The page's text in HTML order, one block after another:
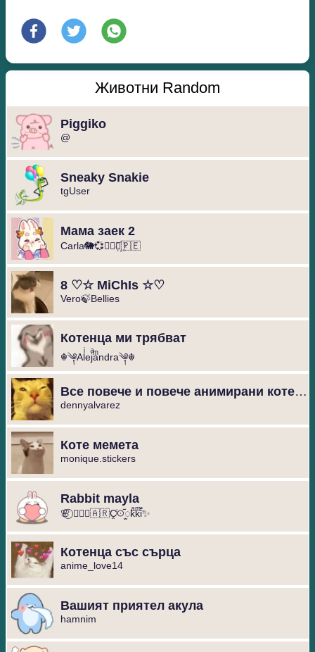
Животни Random
Piggiko
@
Sneaky Snakie
tgUser
Мама заек 2
Carla🐘💞◐⃢⃟꙰🇵🇪
8 ♡☆ MiChIs ☆♡
Vero🍃Bellies
Котенца ми трябват
☬༆Alͥejͣaͫndra༆☬
Все повече и повече анимирани котенца
dennyalvarez
Коте мемета
monique.stickers
Rabbit mayla
🌸⃝ ❥⃢⃟🇦🇷C̭ͥꖴ꙼ꫬkͣkͫi̐̈́✨
Котенца със сърца
anime_love14
Вашият приятел акула
hamnim